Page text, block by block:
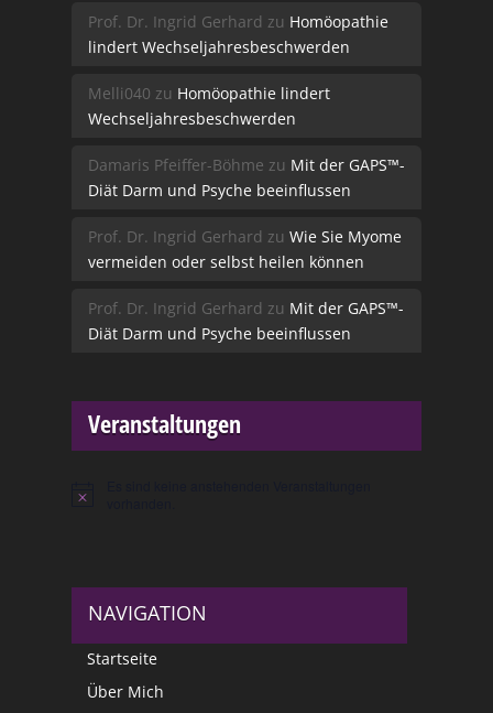
Prof. Dr. Ingrid Gerhard zu Homöopathie
lindert Wechseljahresbeschwerden
Melli040 zu Homöopathie lindert
Wechseljahresbeschwerden
Damaris Pfeiffer-Böhme zu Mit der GAPS™-
Diät Darm und Psyche beeinflussen
Prof. Dr. Ingrid Gerhard zu Wie Sie Myome
vermeiden oder selbst heilen können
Prof. Dr. Ingrid Gerhard zu Mit der GAPS™-
Diät Darm und Psyche beeinflussen
Veranstaltungen
Hinweis
NAVIGATION
Startseite
Über Mich